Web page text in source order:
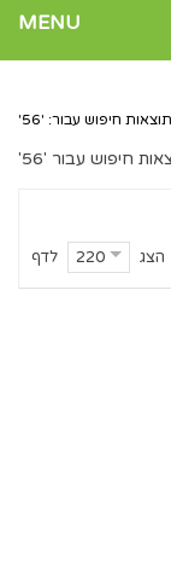
MENU
תוצאות חיפוש עבור: '56'
חיפוש עבור '56'
הצג 220 לדף